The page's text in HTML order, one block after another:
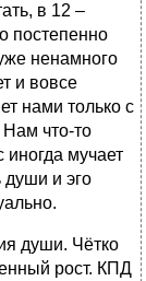
в 12 –
постепенно
ненамного
и вовсе
нами только с
что-то
иногда мучает
души и эго
души. Чётко
рост. КПД